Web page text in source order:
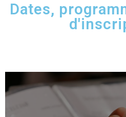
Dates,